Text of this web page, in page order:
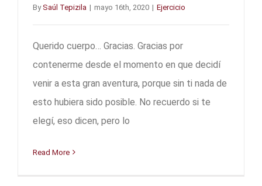
BySaúl Tepizila | mayo 16th, 2020 | Ejercicio
Querido cuerpo… Gracias. Gracias por
contenerme desde el momento en que decidí
venir a esta gran aventura, porque sin ti nada de
esto hubiera sido posible. No recuerdo si te
elegí, eso dicen, pero lo
Read More